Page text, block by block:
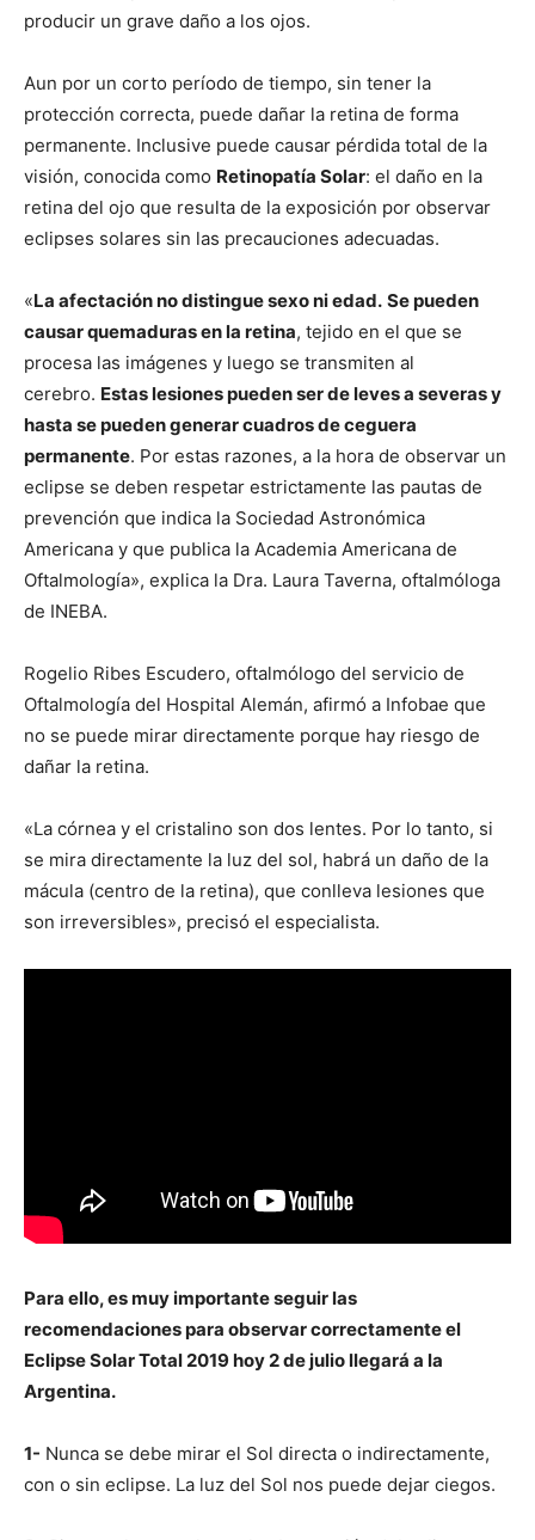
producir un grave daño a los ojos.
Aun por un corto período de tiempo, sin tener la
protección correcta, puede dañar la retina de forma
permanente. Inclusive puede causar pérdida total de la
visión, conocida como Retinopatía Solar: el daño en la
retina del ojo que resulta de la exposición por observar
eclipses solares sin las precauciones adecuadas.
«La afectación no distingue sexo ni edad. Se pueden
causar quemaduras en la retina, tejido en el que se
procesa las imágenes y luego se transmiten al
cerebro. Estas lesiones pueden ser de leves a severas y
hasta se pueden generar cuadros de ceguera
permanente. Por estas razones, a la hora de observar un
eclipse se deben respetar estrictamente las pautas de
prevención que indica la Sociedad Astronómica
Americana y que publica la Academia Americana de
Oftalmología», explica la Dra. Laura Taverna, oftalmóloga
de INEBA.
Rogelio Ribes Escudero, oftalmólogo del servicio de
Oftalmología del Hospital Alemán, afirmó a Infobae que
no se puede mirar directamente porque hay riesgo de
dañar la retina.
«La córnea y el cristalino son dos lentes. Por lo tanto, si
se mira directamente la luz del sol, habrá un daño de la
mácula (centro de la retina), que conlleva lesiones que
son irreversibles», precisó el especialista.
Para ello, es muy importante seguir las
recomendaciones para observar correctamente el
Eclipse Solar Total 2019 hoy 2 de julio llegará a la
Argentina.
1- Nunca se debe mirar el Sol directa o indirectamente,
con o sin eclipse. La luz del Sol nos puede dejar ciegos.